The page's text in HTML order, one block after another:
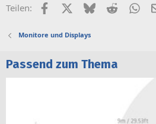
Teilen: FacebookX (Twitter)
BlueskyReddit
Monitore und Displays
Passend zum Thema